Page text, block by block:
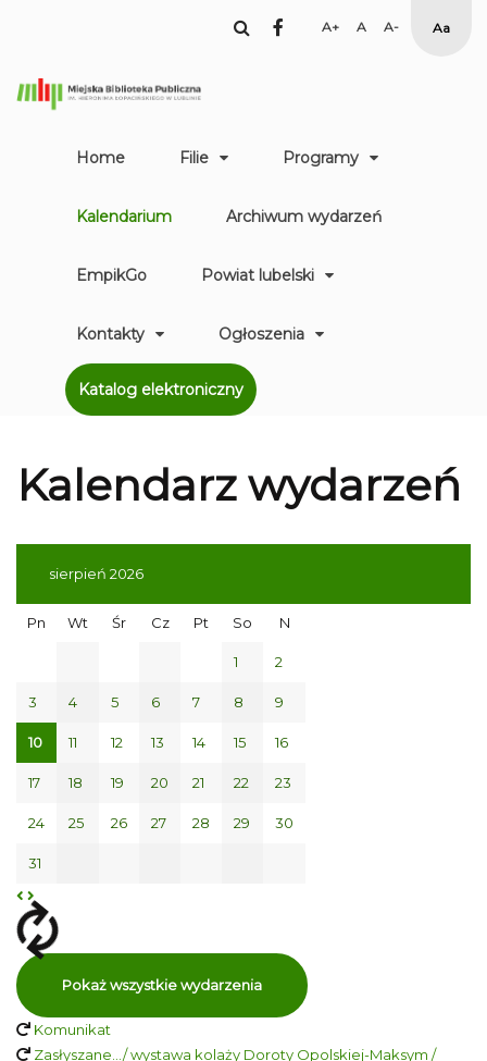
facebook
Set Set
Smaller
High
Home Filie Programy
Kalendarium Archiwum wydarzeń
EmpikGo Powiat lubelski
Kontakty Ogłoszenia
Katalog elektroniczny
Kalendarz wydarzeń
sierpień 2026
Pn Wt Śr Cz Pt So N
1 2
3 4 5 6 7 8 9
10 11 12 13 14 15 16
17 18 19 20 21 22 23
24 25 26 27 28 29 30
31
Pokaż wszystkie wydarzenia
Komunikat
Zasłyszane…/ wystawa kolaży Doroty Opolskiej-Maksym /